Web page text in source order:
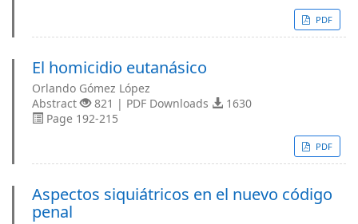
PDF
El homicidio eutanásico
Orlando Gómez López
Abstract
821 | PDF Downloads
1630
Page 192-215
PDF
Aspectos siquiátricos en el nuevo código
penal